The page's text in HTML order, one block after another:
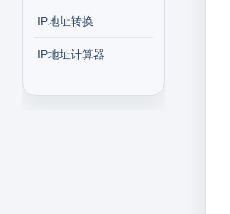
IP地址转换
IP地址计算器